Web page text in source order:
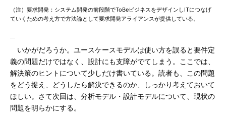
（注）要求開発：システム開発の前段階でToBeビジネスをデザインしITにつなげ
ていくための考え方で方法論として要求開発アライアンスが提供している。
いかがだろうか。ユースケースモデルは使い方を誤ると要件定
義の問題だけではなく、設計にも支障がでてしまう。ここでは、
解決策のヒントについて少しだけ書いている。読者も、この問題
をどう捉え、どうしたら解決できるのか、しっかり考えておいて
ほしい。さて次回は、分析モデル・設計モデルについて、現状の
問題を明らかにする。